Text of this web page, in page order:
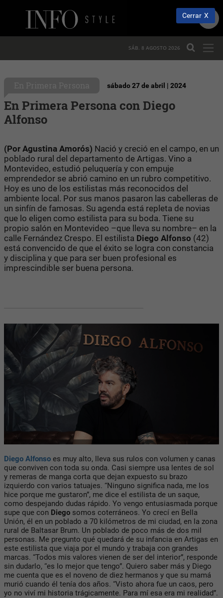
SÁB. 8 AGOSTO 2026
sábado 27 de abril | 2024
En Primera Persona con Diego
Alfonso
(Por Agustina Amorós) Nació y creció en el campo, en un
poblado rural del departamento de Artigas. Vino a
Montevideo, estudió peluquería y con empuje
emprendedor se abrió camino en un rubro competitivo.
Hoy es uno de los estilistas más reconocidos del
ambiente local. Por sus manos pasaron las cabelleras de
un sinfín de famosas. Su agenda está repleta de novias
que lo eligen como estilista para su boda. Tiene su
propio salón en Montevideo –que lleva su nombre– en la
calle Fernández Crespo. El estilista Diego Alfonso (42)
está convencido de que el éxito se logra con constancia
y disciplina y que para ser buen profesional es
imprescindible ser buena persona.
Diego Alfonso es muy alto, lleva sus rulos con volumen y canas
que conviven con toda su onda. Casi siempre usa lentes de sol
y remeras de manga corta que dejan expuesto su brazo
izquierdo con varios tatuajes. “Ninguno significa nada, me los
hice porque me gustaron”, me dice el estilista de un saque,
como despejando dudas rápido. Yo vengo entusiasmada porque
supe que con Diego somos coterráneos. Yo crecí en Bella
Unión, él en un poblado a 70 kilómetros de mi ciudad, en la zona
rural de Baltasar Brum. Un poblado de poco más de dos mil
personas. Me pregunto qué quedará de su infancia en Artigas en
este estilista que viaja por el mundo y trabaja con grandes
marcas. “Todos mis valores vienen de ser del interior”, responde
sin dudarlo, “es lo mejor que tengo”. Quiero saber más y Diego
me cuenta que es el noveno de diez hermanos y que su mamá
murió cuando él tenía dos años. “Visto ahora fue un caos, pero
yo no viví mi historia trágicamente. Para mí esa era mi realidad”.
Cerrar